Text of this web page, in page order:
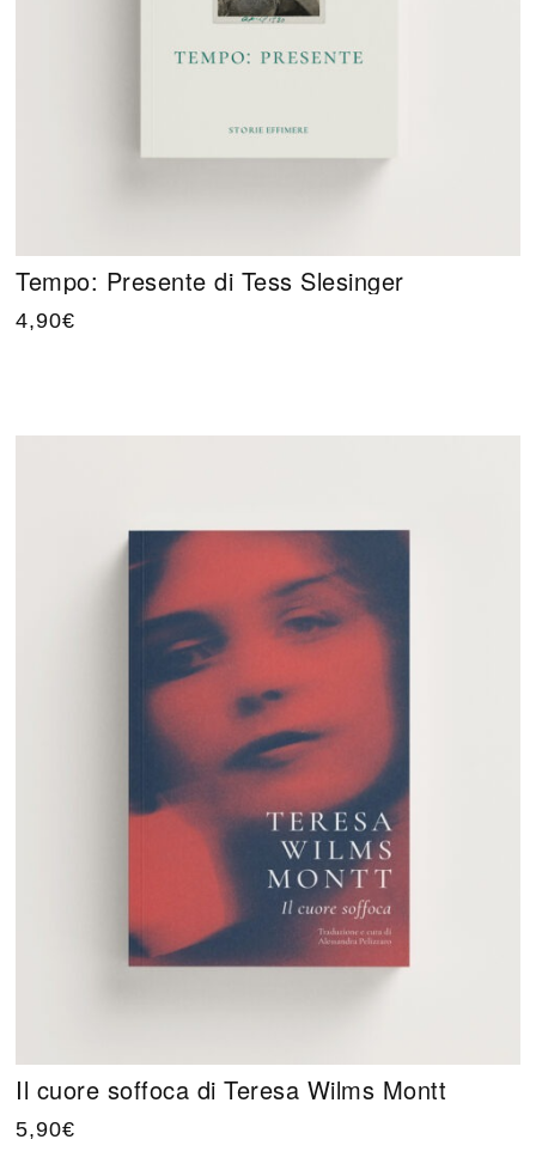
Tempo: Presente di Tess Slesinger
4,90€
Il cuore soffoca di Teresa Wilms Montt
5,90€